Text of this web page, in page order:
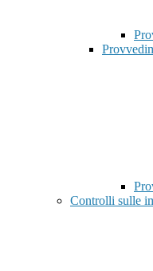
Controlli sulle